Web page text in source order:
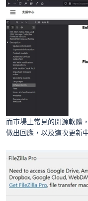
而市場上常見的開源軟體
做出回應，以及這次更新